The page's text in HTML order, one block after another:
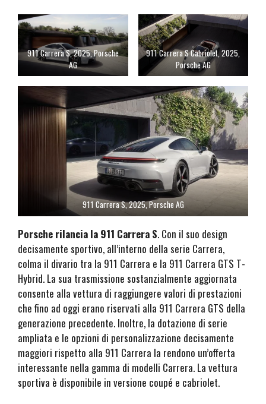
911 Carrera S, 2025, Porsche
AG
911 Carrera S Cabriolet, 2025,
Porsche AG
911 Carrera S, 2025, Porsche AG
Porsche rilancia la 911 Carrera S. Con il suo design
decisamente sportivo, all’interno della serie Carrera,
colma il divario tra la 911 Carrera e la 911 Carrera GTS T-
Hybrid. La sua trasmissione sostanzialmente aggiornata
consente alla vettura di raggiungere valori di prestazioni
che fino ad oggi erano riservati alla 911 Carrera GTS della
generazione precedente. Inoltre, la dotazione di serie
ampliata e le opzioni di personalizzazione decisamente
maggiori rispetto alla 911 Carrera la rendono un’offerta
interessante nella gamma di modelli Carrera. La vettura
sportiva è disponibile in versione coupé e cabriolet.